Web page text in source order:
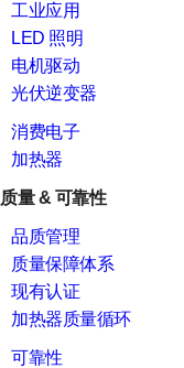
工业应用
LED 照明
电机驱动
光伏逆变器
消费电子
加热器
质量 & 可靠性
品质管理
质量保障体系
现有认证
加热器质量循环
可靠性